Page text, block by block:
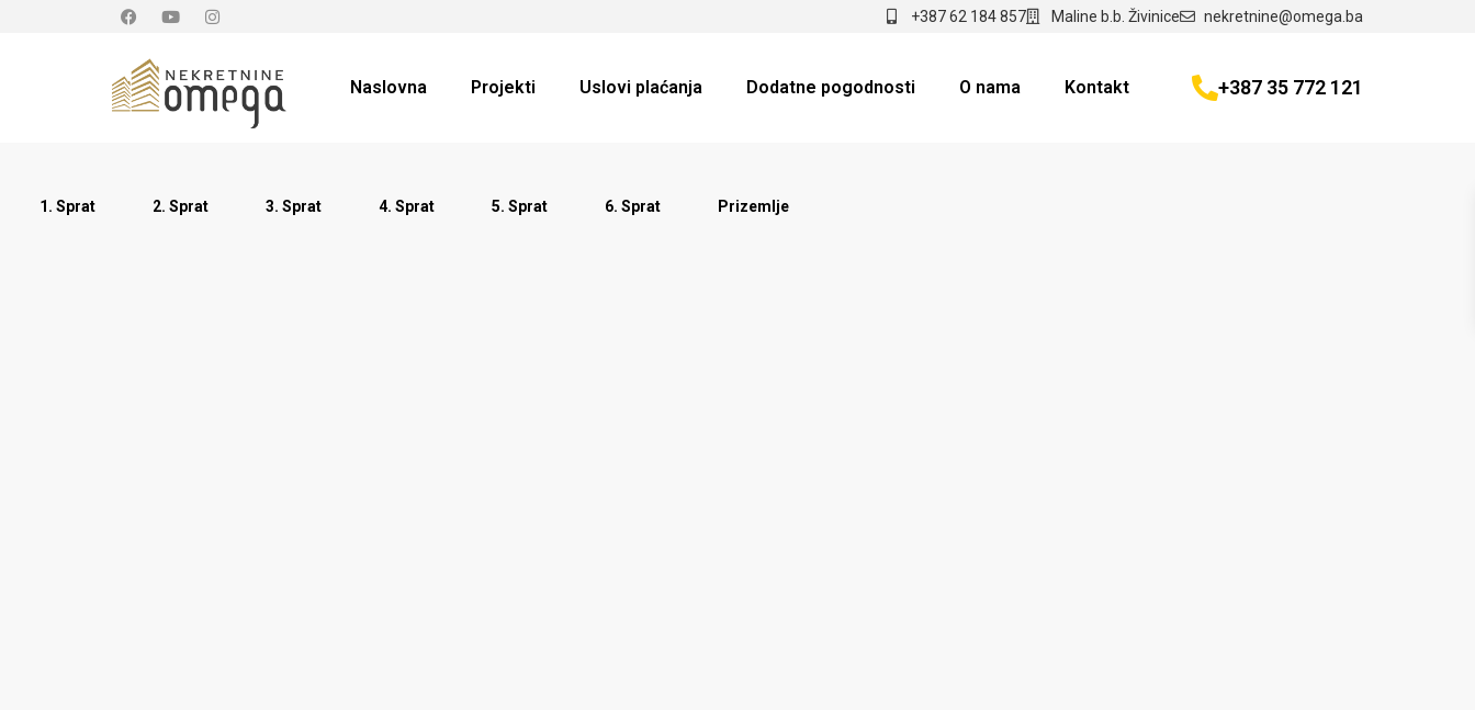
+387 62 184 857 Maline b.b. Živinice nekretnine@omega.ba
Naslovna Projekti Uslovi plaćanja Dodatne pogodnosti O nama Kontakt +387 35 772 121
1. Sprat 2. Sprat 3. Sprat 4. Sprat 5. Sprat 6. Sprat Prizemlje